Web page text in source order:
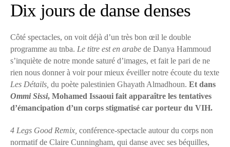
Dix jours de danse denses
Côté spectacles, on voit déjà d’un très bon œil le double
programme au tnba. Le titre est en arabe de Danya Hammoud
s’inquiète de notre monde saturé d’images, et fait le pari de ne
rien nous donner à voir pour mieux éveiller notre écoute du texte
Les Détails, du poète palestinien Ghayath Almadhoun. Et dans
Ommi Sissi, Mohamed Issaoui fait apparaître les tentatives
d’émancipation d’un corps stigmatisé car porteur du VIH.
4 Legs Good Remix, conférence-spectacle autour du corps non
normatif de Claire Cunningham, qui danse avec ses béquilles,